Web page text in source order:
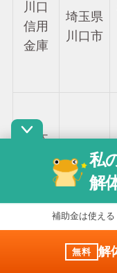
川口
信用
金庫
埼玉県
川口市
青木
川口市
私
解
補助金は使え
無料 解